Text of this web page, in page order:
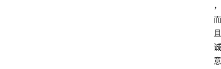
，
而
且
诚
意